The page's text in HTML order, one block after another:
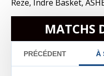
Reze, Indre Basket,
MATCHS